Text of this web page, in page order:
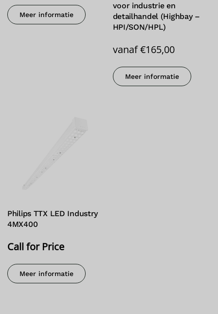
Meer informatie
voor industrie en
detailhandel (Highbay –
HPI/SON/HPL)
vanaf €165,00
Meer informatie
Philips TTX LED Industry
4MX400
Call for Price
Meer informatie